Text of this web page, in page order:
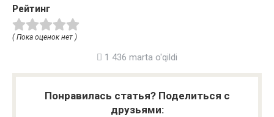
Рейтинг
( Пока оценок нет )
1 436 marta o'qildi
Понравилась статья? Поделиться с
друзьями: